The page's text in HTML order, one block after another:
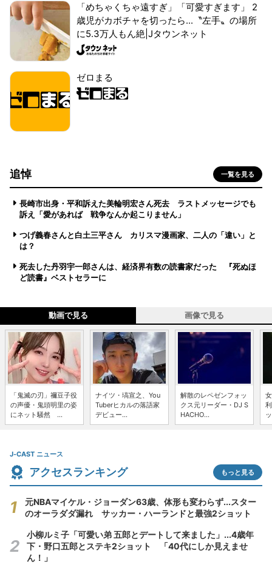
「めちゃくちゃ遠すぎ」「可愛すぎます」 2
歳児がカボチャを切ったら...〝左手〟の場所
に5.3万人もん絶|Jタウンネット
ゼロまる
追悼 一覧を見る
長崎市出身・平和訴えた美輪明宏さん死去 ラストメッセージでも
訴え「愛があれば 戦争なんか起こりません」
つげ義春さんと白土三平さん カリスマ漫画家、二人の「違い」と
は？
死去した丹羽宇一郎さんは、経済界有数の読書家だった 『死ぬほ
ど読書』ベストセラーに
動画で見る 画像で見る
「鬼滅の刃」禰豆子役
の声優・鬼頭明里の姿
にネット騒然 ...
ナイツ・塙宣之、You
Tuberヒカルの落語家
デビュー...
解散のレペゼンフォッ
クス元リーダー・DJ S
HACHO...
J-CAST ニュース
アクセスランキング もっと見る
元NBAマイケル・ジョーダン63歳、体形も変わらず...スター
のオーラダダ漏れ サッカー・ハーランドと最強2ショット
小柳ルミ子「可愛い弟 五郎とデートして来ました」...4歳年
下・野口五郎とステキ2ショット 「40代にしか見えませ
ん！」